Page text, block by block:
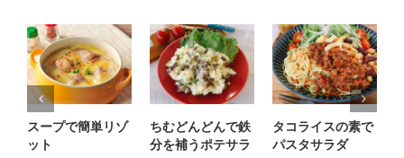
スープで簡単リゾ
ット
ちむどんどんで鉄
分を補うポテサラ
タコライスの素で
パスタサラダ